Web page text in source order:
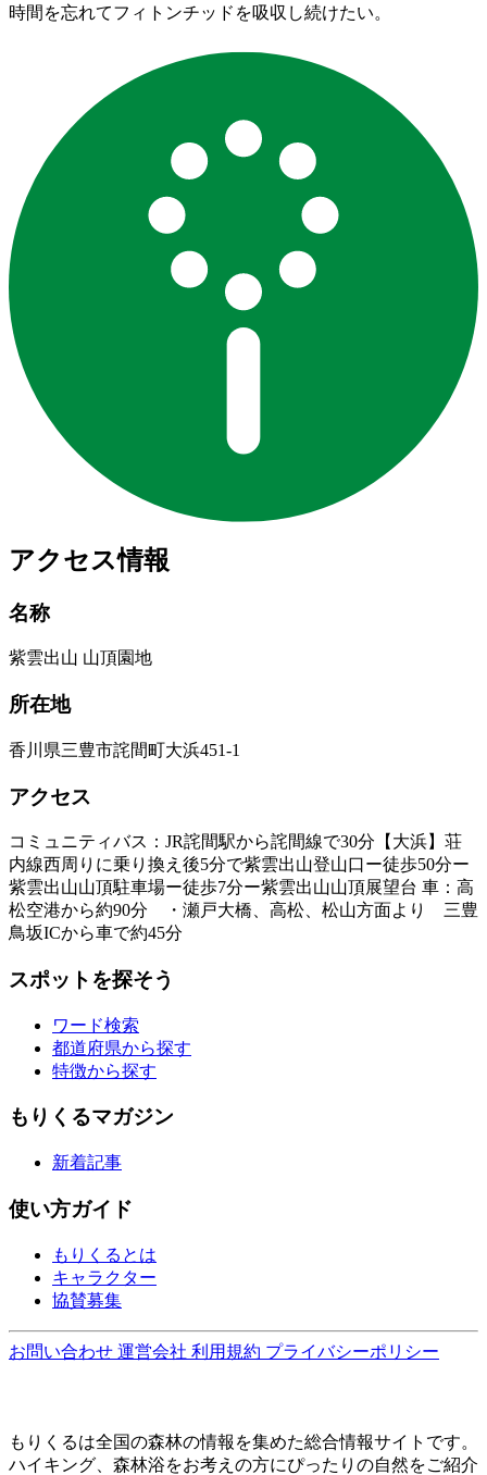
時間を忘れてフィトンチッドを吸収し続けたい。
アクセス情報
名称
紫雲出山 山頂園地
所在地
香川県三豊市詫間町大浜451-1
アクセス
コミュニティバス：JR詫間駅から詫間線で30分【大浜】荘
内線西周りに乗り換え後5分で紫雲出山登山口ー徒歩50分ー
紫雲出山山頂駐車場ー徒歩7分ー紫雲出山山頂展望台 車：高
松空港から約90分 ・瀬戸大橋、高松、松山方面より 三豊
鳥坂ICから車で約45分
スポットを探そう
ワード検索
都道府県から探す
特徴から探す
もりくるマガジン
新着記事
使い方ガイド
もりくるとは
キャラクター
協賛募集
お問い合わせ 運営会社 利用規約 プライバシーポリシー
もりくるは全国の森林の情報を集めた総合情報サイトです。
ハイキング、森林浴をお考えの方にぴったりの自然をご紹介